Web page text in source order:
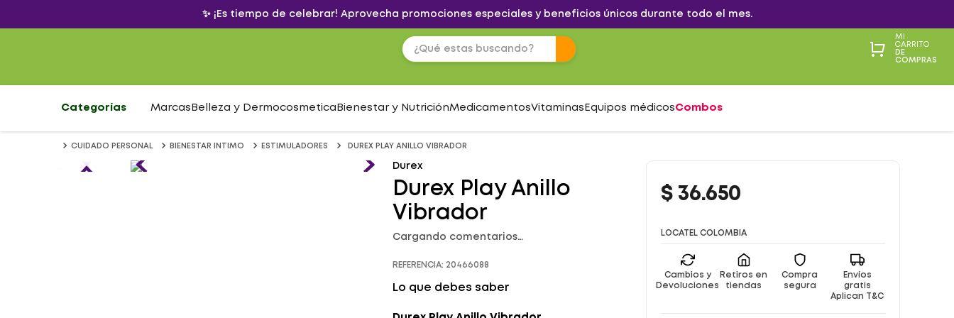
✨ ¡Es tiempo de celebrar! Aprovecha promociones especiales y beneficios únicos durante todo el mes.
MI
CARRITO
DE
COMPRAS
Categorías Marcas Belleza y Dermocosmetica Bienestar y NutriciónMedicamentosVitaminas Equipos médicosCombos
CUIDADO PERSONAL BIENESTAR INTIMO ESTIMULADORES DUREX PLAY ANILLO VIBRADOR
Durex
Durex Play Anillo
Vibrador
Cargando comentarios…
REFERENCIA: 20466088
Lo que debes saber
$ 36.650
LOCATEL COLOMBIA
Cambios y
Devoluciones
Retiros en
tiendas
Compra
segura
Envíos
gratis
Aplican T&C